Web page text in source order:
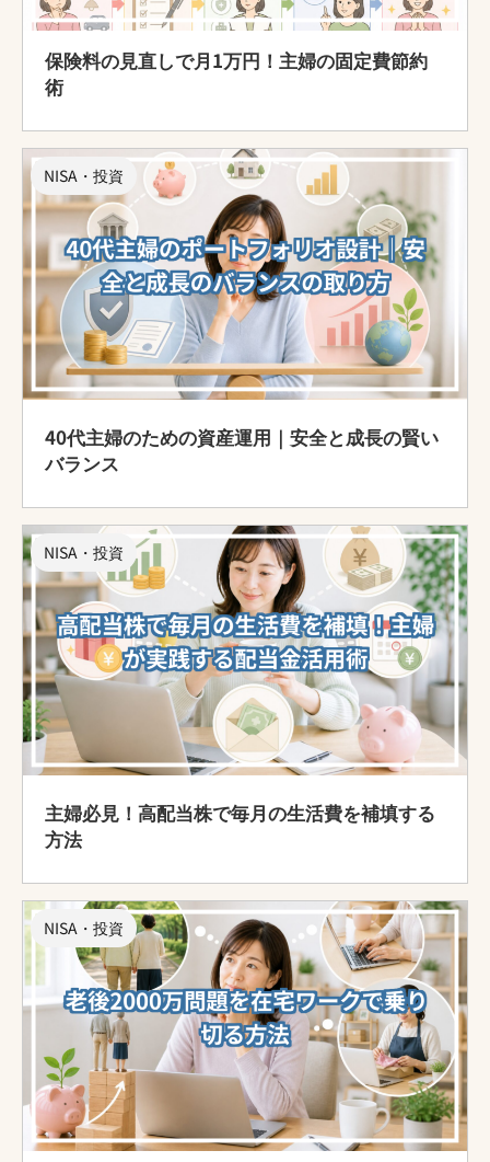
保険料の見直しで月1万円！主婦の固定費節約
術
NISA・投資
40代主婦のための資産運用｜安全と成長の賢い
バランス
NISA・投資
主婦必見！高配当株で毎月の生活費を補填する
方法
NISA・投資